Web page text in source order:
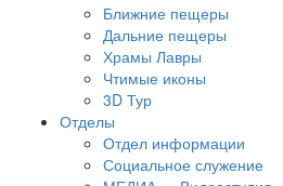
Ближние пещеры
Дальние пещеры
Храмы Лавры
Чтимые иконы
3D Тур
Отделы
Отдел информации
Социальное служение